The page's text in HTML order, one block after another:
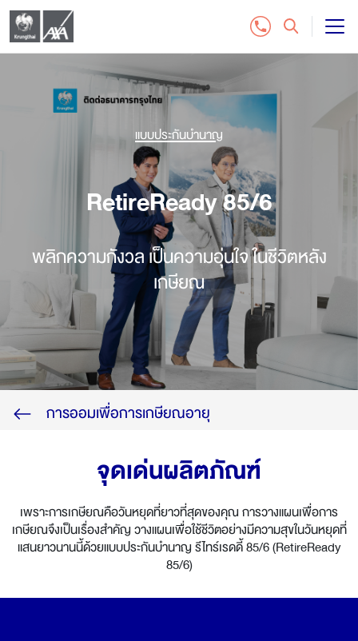
แบบประกันชีวิต
บริการลูกค้า
สำหรับฝ่ายจัดจำหน่าย
ซื้อประกันออนไลน์
โทร. 1159
ไทย EN
แบบประกันบำนาญ
RetireReady 85/6
พลิกความกังวล เป็นความอุ่นใจ ในชีวิตหลัง
เกษียณ
การออมเพื่อการเกษียณอายุ
จุดเด่นผลิตภัณฑ์
เพราะการเกษียณคือวันหยุดที่ยาวที่สุดของคุณ การวางแผนเพื่อการ
เกษียณจึงเป็นเรื่องสำคัญ วางแผนเพื่อใช้ชีวิตอย่างมีความสุขในวันหยุดที่
แสนยาวนานนี้ด้วยแบบประกันบำนาญ รีไทร์เรดดี้ 85/6 (RetireReady
85/6)